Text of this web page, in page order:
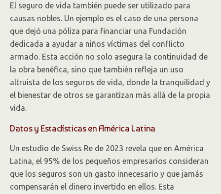
El seguro de vida también puede ser utilizado para
causas nobles. Un ejemplo es el caso de una persona
que dejó una póliza para financiar una Fundación
dedicada a ayudar a niños víctimas del conflicto
armado. Esta acción no solo asegura la continuidad de
la obra benéfica, sino que también refleja un uso
altruista de los seguros de vida, donde la tranquilidad y
el bienestar de otros se garantizan más allá de la propia
vida.
Datos y Estadísticas en América Latina
Un estudio de Swiss Re de 2023 revela que en América
Latina, el 95% de los pequeños empresarios consideran
que los seguros son un gasto innecesario y que jamás
compensarán el dinero invertido en ellos. Esta